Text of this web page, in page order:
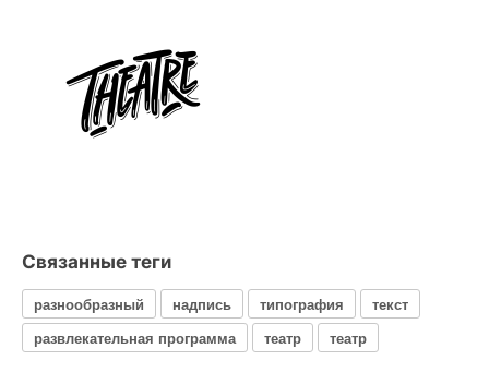
Связанные теги
разнообразный надпись типография
текст
развлекательная программа
театр театр